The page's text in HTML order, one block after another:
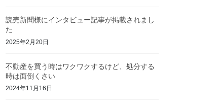
読売新聞様にインタビュー記事が掲載されまし
た
2025年2月20日
不動産を買う時はワクワクするけど、処分する
時は面倒くさい
2024年11月16日